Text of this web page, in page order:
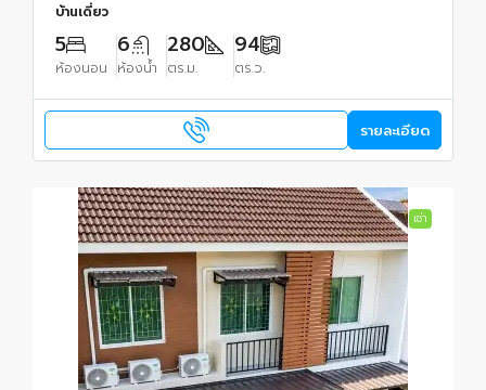
บ้านเดี่ยว
5
ห้องนอน
6
ห้องน้ำ
280
ตร.ม.
94
ตร.ว.
รายละเอียด
เช่า